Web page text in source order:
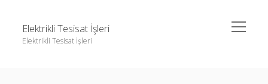
Elektrikli Tesisat İşleri
Elektrikli Tesisat İşleri
menüyü
aç